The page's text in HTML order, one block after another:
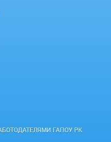
ГАПОУ РК